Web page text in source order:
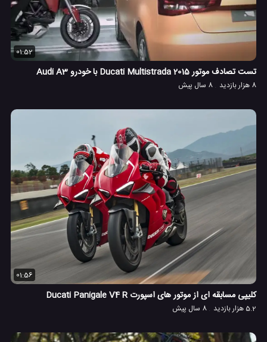
01:52
تست تصادف موتور 2015 Ducati Multistrada با خودرو Audi A3
8 هزار بازدید 8 سال پیش
01:56
کلیپی مسابقه ای از موتور های اسپورت Ducati Panigale V4 R
5.2 هزار بازدید 8 سال پیش